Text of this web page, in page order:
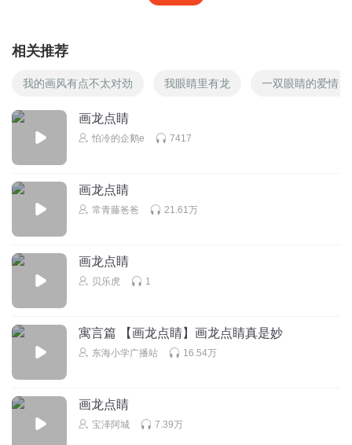
相关推荐
我的画风有点不太对劲 我眼睛里有龙 一双眼睛的爱情
画龙点睛
怕冷的企鹅e 7417
画龙点睛
常青藤爸爸 21.61万
画龙点睛
贝乐虎 1
寓言篇 【画龙点睛】画龙点睛真是妙
东海小学广播站 16.54万
画龙点睛
宝泽阿城 7.39万